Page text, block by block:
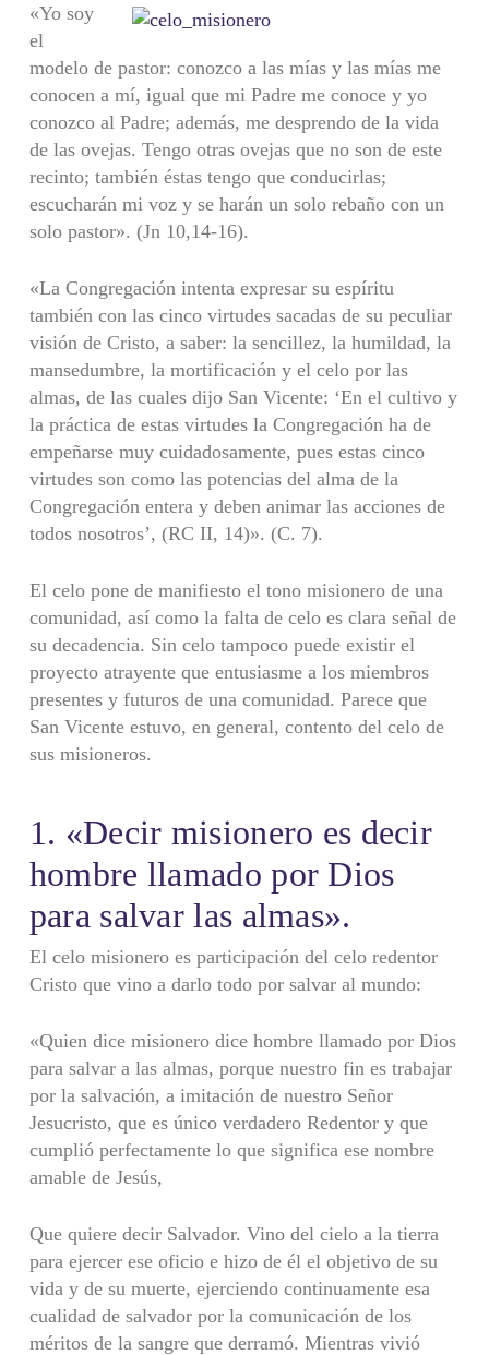
«Yo soy
el
modelo de pastor: conozco a las mías y las mías me
conocen a mí, igual que mi Padre me conoce y yo
conozco al Padre; además, me desprendo de la vida
de las ovejas. Tengo otras ovejas que no son de este
recinto; también éstas tengo que conducirlas;
escucharán mi voz y se harán un solo rebaño con un
solo pastor». (Jn 10,14-16).
«La Congregación intenta expresar su espíritu
también con las cinco virtudes sacadas de su peculiar
visión de Cristo, a saber: la sencillez, la humildad, la
mansedumbre, la mortificación y el celo por las
almas, de las cuales dijo San Vicente: ‘En el cultivo y
la práctica de estas virtudes la Congregación ha de
empeñarse muy cuidadosamente, pues estas cinco
virtudes son como las potencias del alma de la
Congregación entera y deben animar las acciones de
todos nosotros’, (RC II, 14)». (C. 7).
El celo pone de manifiesto el tono misionero de una
comunidad, así como la falta de celo es clara señal de
su decadencia. Sin celo tampoco puede existir el
proyecto atrayente que entusiasme a los miembros
presentes y futuros de una comunidad. Parece que
San Vicente estuvo, en general, contento del celo de
sus misioneros.
1. «Decir misionero es decir
hombre llamado por Dios
para salvar las almas».
El celo misionero es participación del celo redentor
Cristo que vino a darlo todo por salvar al mundo:
«Quien dice misionero dice hombre llamado por Dios
para salvar a las almas, porque nuestro fin es trabajar
por la salvación, a imitación de nuestro Señor
Jesucristo, que es único verdadero Redentor y que
cumplió perfectamente lo que significa ese nombre
amable de Jesús,
Que quiere decir Salvador. Vino del cielo a la tierra
para ejercer ese oficio e hizo de él el objetivo de su
vida y de su muerte, ejerciendo continuamente esa
cualidad de salvador por la comunicación de los
méritos de la sangre que derramó. Mientras vivió